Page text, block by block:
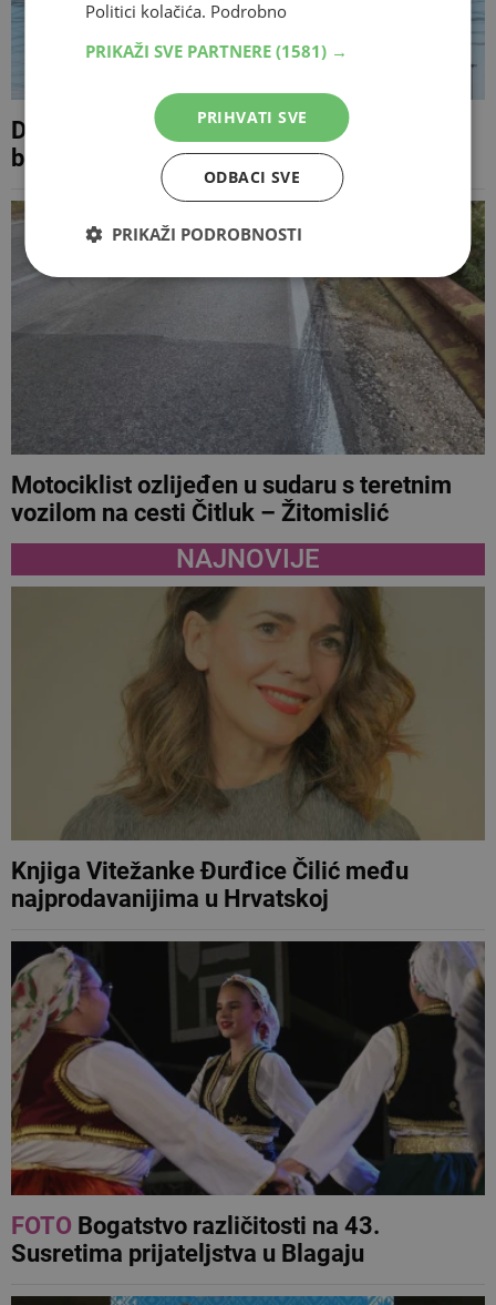
Dijelovi Mostara, Čitluka i Konjica danas
bez struje
Motociklist ozlijeđen u sudaru s teretnim
vozilom na cesti Čitluk – Žitomislić
NAJNOVIJE
Knjiga Vitežanke Đurđice Čilić među
najprodavanijima u Hrvatskoj
FOTOBogatstvo različitosti na 43.
Susretima prijateljstva u Blagaju
Politici kolačića. Podrobno
PRIKAŽI SVE PARTNERE (1581) →
PRIHVATI SVE
ODBACI SVE
PRIKAŽI PODROBNOSTI